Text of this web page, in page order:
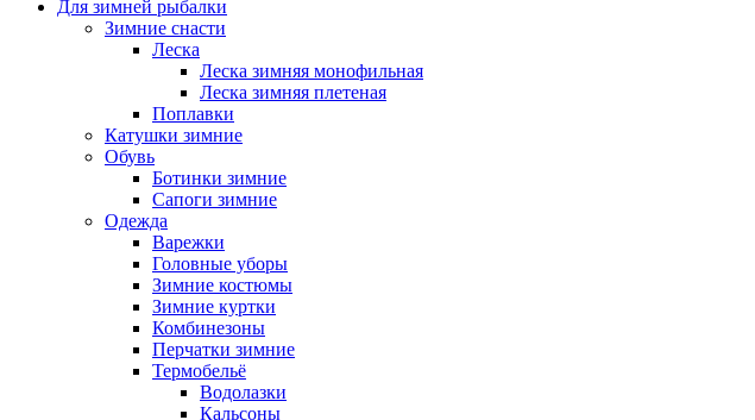
Для зимней рыбалки
Зимние снасти
Леска
Леска зимняя монофильная
Леска зимняя плетеная
Поплавки
Катушки зимние
Обувь
Ботинки зимние
Сапоги зимние
Одежда
Варежки
Головные уборы
Зимние костюмы
Зимние куртки
Комбинезоны
Перчатки зимние
Термобельё
Водолазки
Кальсоны